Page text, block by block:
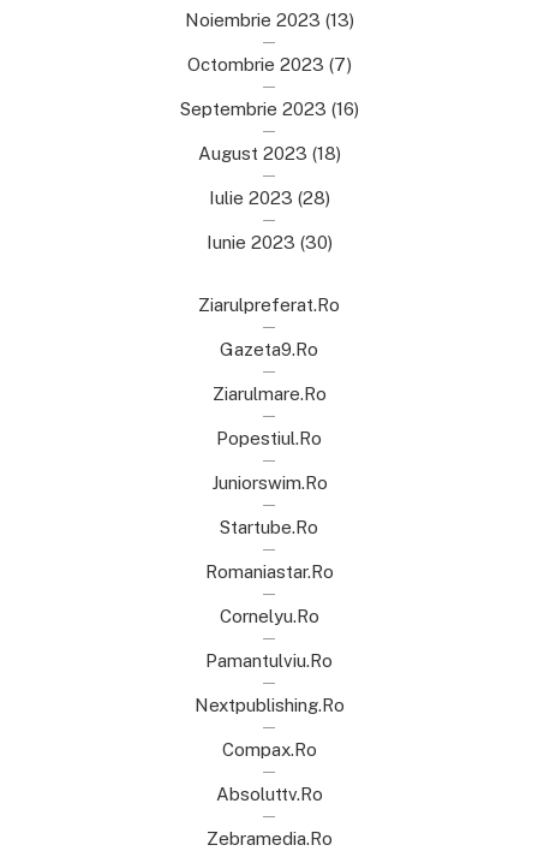
Noiembrie 2023 (13)
Octombrie 2023 (7)
Septembrie 2023 (16)
August 2023 (18)
Iulie 2023 (28)
Iunie 2023 (30)
Ziarulpreferat.ro
Gazeta9.ro
Ziarulmare.ro
Popestiul.ro
Juniorswim.ro
Startube.ro
Romaniastar.ro
Cornelyu.ro
Pamantulviu.ro
Nextpublishing.ro
Compax.ro
Absoluttv.ro
Zebramedia.ro